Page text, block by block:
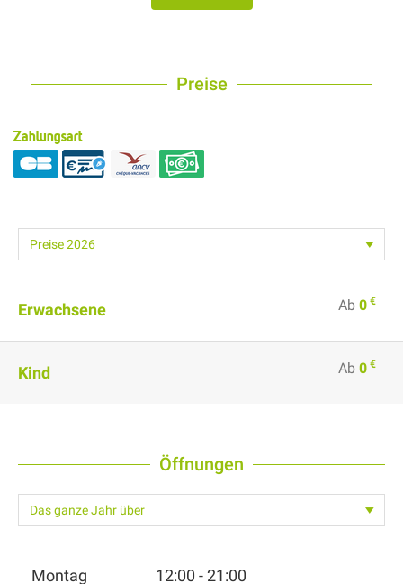
Preise
Zahlungsart
Erwachsene Ab 0 €
Kind Ab 0 €
Öffnungen
Montag 12:00 - 21:00